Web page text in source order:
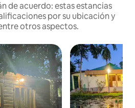
de acuerdo: estas estancias
por su ubicación y
otros aspectos.